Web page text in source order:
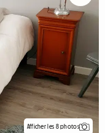
Afficher les 8 photos